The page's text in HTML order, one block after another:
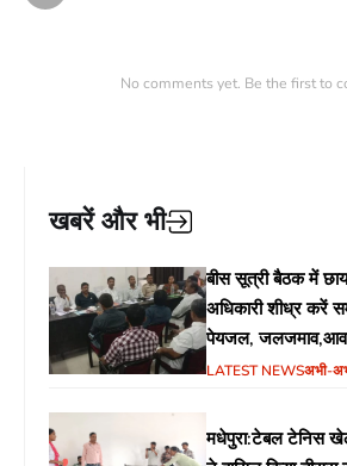
No comments yet. Be the first to
खबरें और भी
बीस सूत्री बैठक में
अधिकारी शीध्र करें
पेयजल,
का उठा मुद्दा
LATEST NEWSअभी-
मधेपुरा:टेबल टेनिस खेल